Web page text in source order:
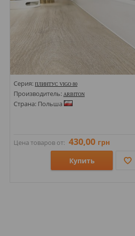
Серия: ПЛИНТУС VIGO 80
Производитель: ARBITON
Страна: Польша
Цена товаров от: 430,00 грн
Купить